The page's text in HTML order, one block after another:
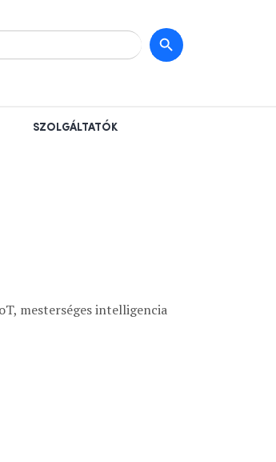
SZOLGÁLTATÓK
mesterséges intelligencia